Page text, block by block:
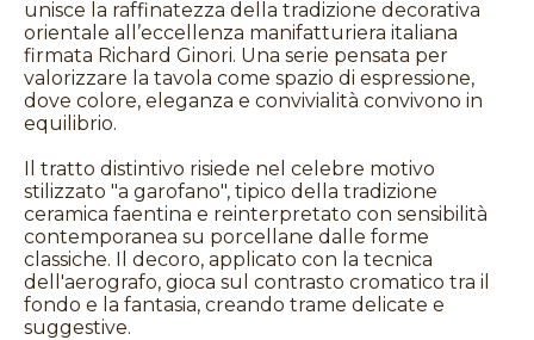
unisce la raffinatezza della tradizione decorativa
orientale all’eccellenza manifatturiera italiana
firmata Richard Ginori. Una serie pensata per
valorizzare la tavola come spazio di espressione,
dove colore, eleganza e convivialità convivono in
equilibrio.
Il tratto distintivo risiede nel celebre motivo
stilizzato "a garofano", tipico della tradizione
ceramica faentina e reinterpretato con sensibilità
contemporanea su porcellane dalle forme
classiche. Il decoro, applicato con la tecnica
dell'aerografo, gioca sul contrasto cromatico tra il
fondo e la fantasia, creando trame delicate e
suggestive.